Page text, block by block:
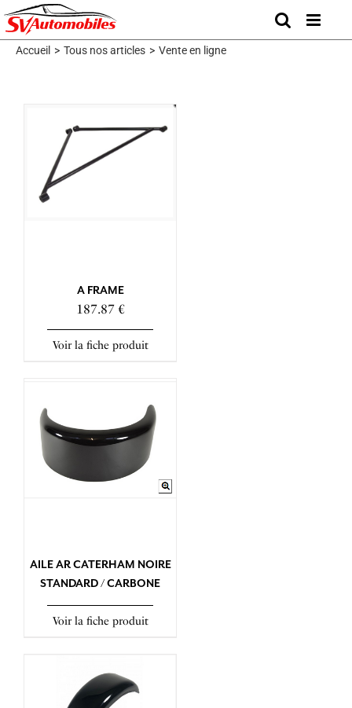
Skip
to
content
Accueil > Tous nos articles > Vente en ligne
A FRAME
187.87 €
Voir la fiche produit
AILE AR CATERHAM NOIRE
STANDARD / CARBONE
Voir la fiche produit